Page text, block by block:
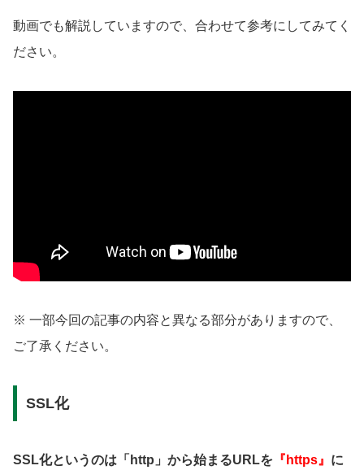
動画でも解説していますので、合わせて参考にしてみてく
ださい。
※ 一部今回の記事の内容と異なる部分がありますので、
ご了承ください。
SSL化
SSL化というのは「http」から始まるURLを 『https』 に